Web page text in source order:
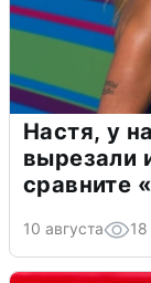
Настя, у
вырезали
сравните
10 августа 18